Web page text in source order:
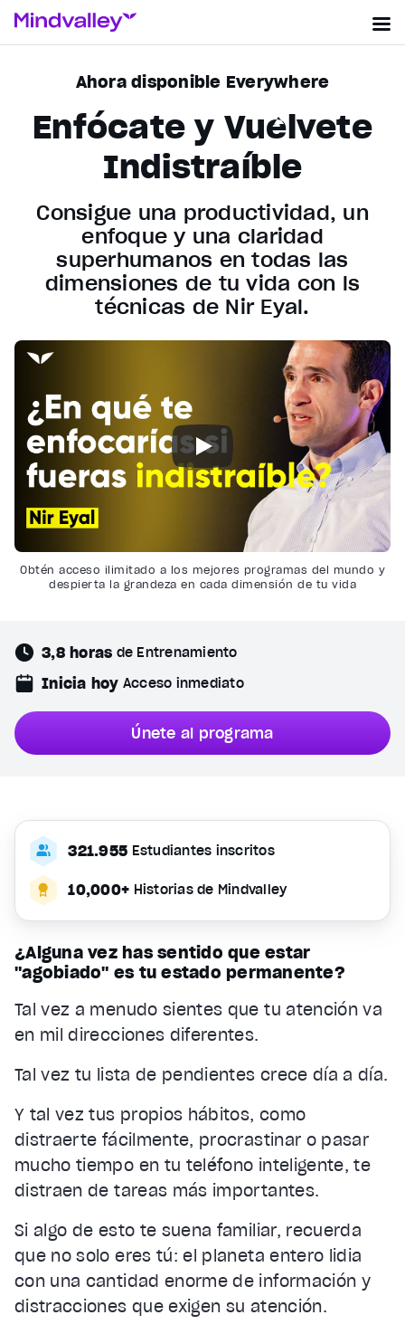
Ahora disponible Everywhere
Enfócate y Vuélvete
Indistraíble
Consigue una productividad, un
enfoque y una claridad
superhumanos en todas las
dimensiones de tu vida con ls
técnicas de Nir Eyal.
Obtén acceso ilimitado a los mejores programas del mundo y
despierta la grandeza en cada dimensión de tu vida
3,8 horas de Entrenamiento
Inicia hoy Acceso inmediato
Únete al programa
¿Alguna vez has sentido que estar
"agobiado" es tu estado permanente?
Tal vez a menudo sientes que tu atención va
en mil direcciones diferentes.
Tal vez tu lista de pendientes crece día a día.
Y tal vez tus propios hábitos, como
distraerte fácilmente, procrastinar o pasar
mucho tiempo en tu teléfono inteligente, te
distraen de tareas más importantes.
Si algo de esto te suena familiar, recuerda
que no solo eres tú: el planeta entero lidia
con una cantidad enorme de información y
distracciones que exigen su atención.
321.955 Estudiantes inscritos
10,000+ Historias de Mindvalley